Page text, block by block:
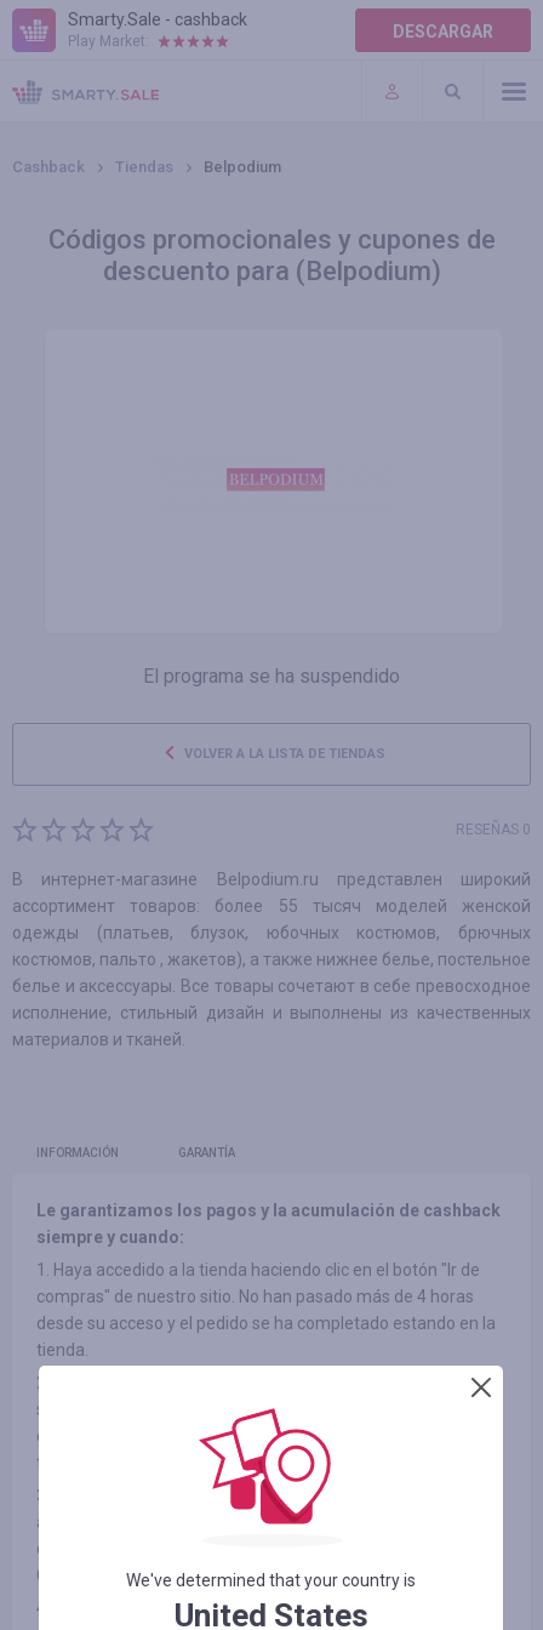
Smarty.Sale - cashback
Play Market: DESCARGAR
AYUDA
TÉRMINOS DE USO
Cashback Tiendas Belpodium
Códigos promocionales y cupones de
descuento para (Belpodium)
El programa se ha suspendido
VOLVER A LA LISTA DE TIENDAS
RESEÑAS 0
В интернет-магазине Belpodium.ru представлен широкий
ассортимент товаров: более 55 тысяч моделей женской
одежды (платьев, блузок, юбочных костюмов, брючных
костюмов, пальто , жакетов), а также нижнее белье, постельное
белье и аксессуары. Все товары сочетают в себе превосходное
исполнение, стильный дизайн и выполнены из качественных
материалов и тканей.
INFORMACIÓN GARANTÍA
Le garantizamos los pagos y la acumulación de cashback
siempre y cuando:
1. Haya accedido a la tienda haciendo clic en el botón "Ir de
compras" de nuestro sitio. No han pasado más de 4 horas
desde su acceso y el pedido se ha completado estando en la
tienda.
2. No haya utilizado banners en otras fuentes, accedido al
sitio a través de listas de correo de terceros ni ha utilizado
códigos promocionales de terceros a la hora de acceder a la
tienda.
3. El elemento que ha elegido participe en el cashback (en
algunas tiendas, los productos pueden estar divididos por
categorías, consulte la pestaña "INFORMACIÓN/TÉRMINOS Y
CONDICIONES")
4. No haya rechazado el producto adquirido por ningún
We've determined that your country is
United States